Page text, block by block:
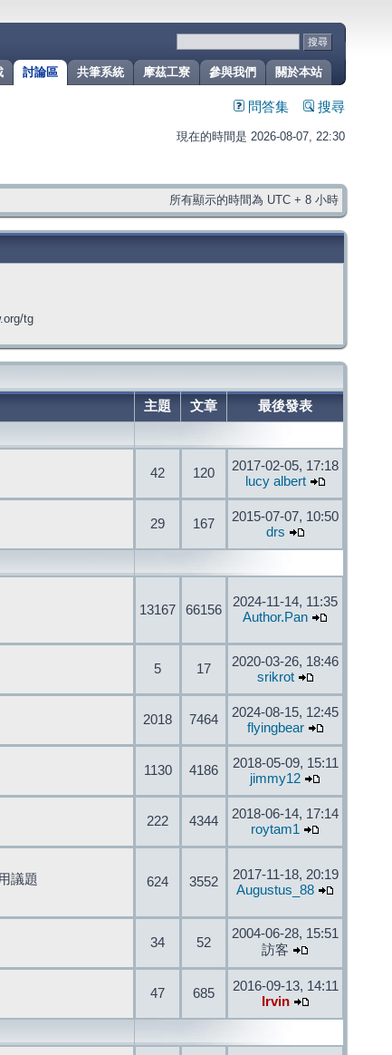
關於本站
參與我們
摩茲工寮
共筆系統
討論區
問答集 搜尋
現在的時間是 2026-08-07, 22:30
所有顯示的時間為 UTC + 8 小時
tg
主題 文章
最後發表
42 120
2017-02-05, 17:18
lucy albert
29 167
2015-07-07, 10:50
drs
13167 66156
2024-11-14, 11:35
Author.Pan
5 17
2020-03-26, 18:46
srikrot
2018 7464
2024-08-15, 12:45
flyingbear
1130 4186
2018-05-09, 15:11
jimmy12
222 4344
2018-06-14, 17:14
roytam1
議題
624 3552
2017-11-18, 20:19
Augustus_88
34 52
2004-06-28, 15:51
訪客
47 685
2016-09-13, 14:11
Irvin